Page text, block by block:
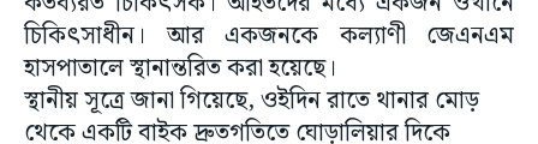
চিকিৎসাধীন। আর একজনকে কল্যাণী জেএনএম
হাসপাতালে স্থানান্তরিত করা হয়েছে।
স্থানীয় সূত্রে জানা গিয়েছে, ওইদিন রাতে থানার মোড়
থেকে একটি বাইক দ্রুতগতিতে ঘোড়ালিয়ার দিকে